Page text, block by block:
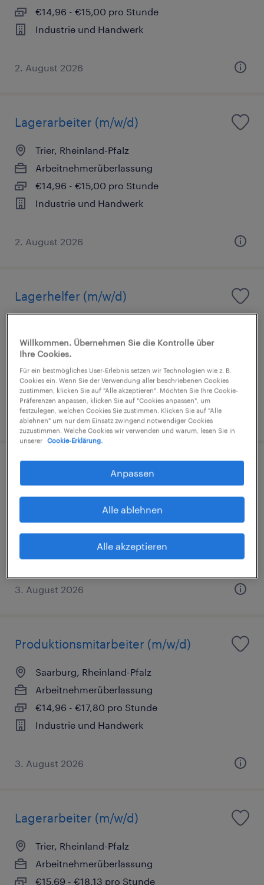
€14,96 - €15,00 pro Stunde
Industrie und Handwerk
2. August 2026
Lagerarbeiter (m/w/d)
Trier, Rheinland-Pfalz
Arbeitnehmerüberlassung
€14,96 - €15,00 pro Stunde
Industrie und Handwerk
2. August 2026
Lagerhelfer (m/w/d)
Arbeitnehmerüberlassung
€14,96 - €15,00 pro Stunde
Industrie und Handwerk
3. August 2026
Staplerfahrer (m/w/d)
Föhren, Rheinland-Pfalz
Arbeitnehmerüberlassung
€15,69 - €16,00 pro Stunde
Industrie und Handwerk
3. August 2026
Produktionsmitarbeiter (m/w/d)
Saarburg, Rheinland-Pfalz
Arbeitnehmerüberlassung
€14,96 - €17,80 pro Stunde
Industrie und Handwerk
3. August 2026
Lagerarbeiter (m/w/d)
Trier, Rheinland-Pfalz
Arbeitnehmerüberlassung
€15,69 - €18,13 pro Stunde
Willkommen. Übernehmen Sie die Kontrolle über
Ihre Cookies.
Für ein bestmögliches User-Erlebnis setzen wir Technologien wie z. B.
Cookies ein. Wenn Sie der Verwendung aller beschriebenen Cookies
zustimmen, klicken Sie auf "Alle akzeptieren". Möchten Sie Ihre Cookie-
Präferenzen anpassen, klicken Sie auf "Cookies anpassen", um
festzulegen, welchen Cookies Sie zustimmen. Klicken Sie auf "Alle
ablehnen" um nur dem Einsatz zwingend notwendiger Cookies
zuzustimmen. Welche Cookies wir verwenden und warum, lesen Sie in
unserer
Cookie-Erklärung.
Anpassen
Alle ablehnen
Alle akzeptieren